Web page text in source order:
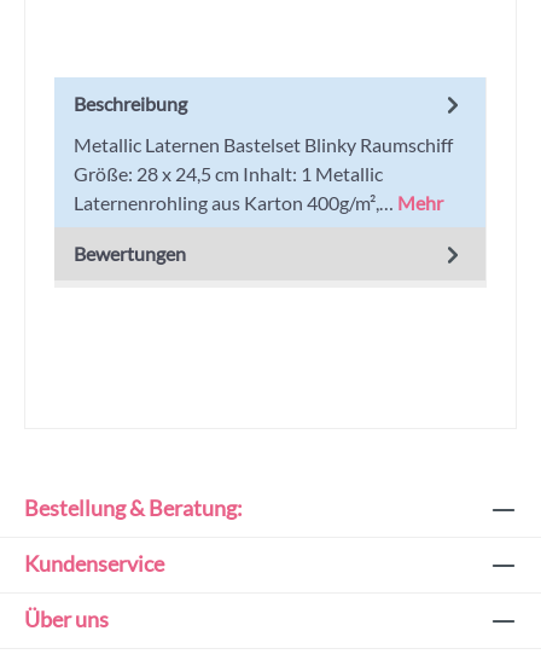
Beschreibung
Metallic Laternen Bastelset Blinky Raumschiff
Größe: 28 x 24,5 cm Inhalt: 1 Metallic
Laternenrohling aus Karton 400g/m²,… Mehr
Bewertungen
Bestellung & Beratung:
Kundenservice
Über uns